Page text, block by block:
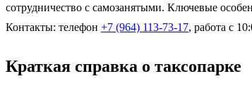
сотрудничество с самозанятыми. Ключевые
Контакты: телефон +7 (964) 113-73-17, работа с
Краткая справка о таксопарке